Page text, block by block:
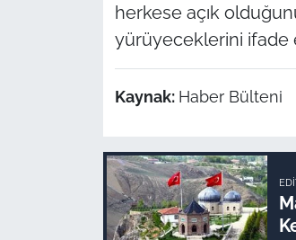
herkese açık
yürüyeceklerini ifade
Kaynak: Haber Bülteni